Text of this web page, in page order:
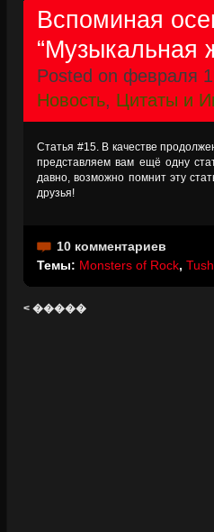
Вспоминая
“Музыкальная
Posted on февраля
Новость, Цитаты и
Статья #15. В качестве
представляем вам ещё одну
давно, возможно помнит эту
друзья!
10 комментариев
Темы: Monsters of Rock,
< �����